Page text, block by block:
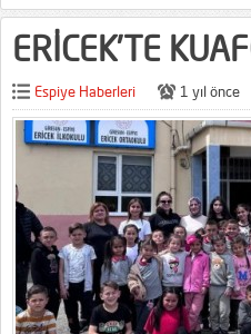
ERİCEK’TE
Espiye Haberleri 1 yıl önce